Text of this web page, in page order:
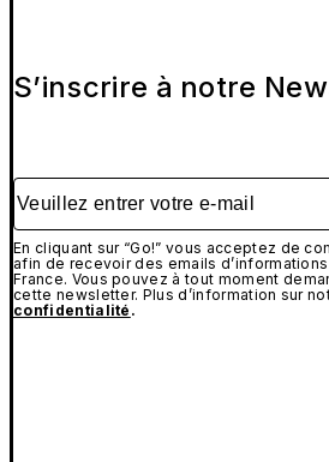
S’inscrire à notre
Veuillez entrer votre e-mail
En cliquant sur “Go!” vous acceptez de
afin de recevoir des emails d’informations
France. Vous pouvez à tout moment
cette newsletter. Plus d’information sur
confidentialité .